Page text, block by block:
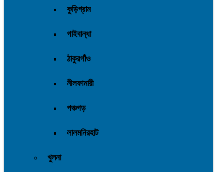
কুড়িগ্রাম
গাইবান্ধা
ঠাকুরগাঁও
নীলফামারী
পঞ্চগড়
লালমনিরহাট
খুলনা